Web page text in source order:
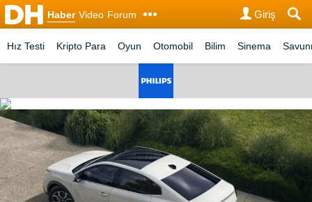
Haber Video Forum Giriş
Hız Testi Kripto Para Oyun Otomobil Bilim Sinema